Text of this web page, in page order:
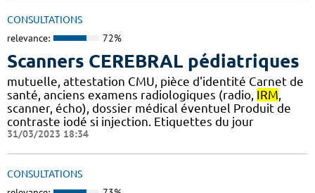
CONSULTATIONS
relevance: 72%
Scanners CEREBRAL pédiatriques
mutuelle, attestation CMU, pièce d'identité Carnet de
santé, anciens examens radiologiques (radio, IRM,
scanner, écho), dossier médical éventuel Produit de
contraste iodé si injection. Etiquettes du jour
31/03/2023 18:34
CONSULTATIONS